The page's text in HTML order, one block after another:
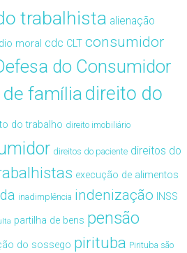
trabalhista alienação
moral cdc CLT consumidor
do Consumidor
famíliadireito do
do trabalho direito imobiliário
direitos do paciente direitos do
execução de alimentos
inadimplência indenização INSS
partilha de bens pensão
do sossego pirituba Pirituba são